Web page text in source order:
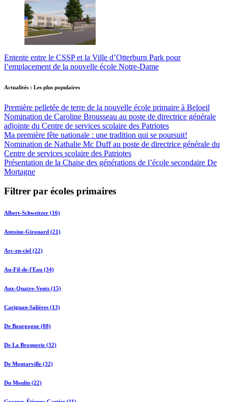
Entente entre le CSSP et la Ville d’Otterburn Park pour
l’emplacement de la nouvelle école Notre-Dame
Actualités : Les plus populaires
Première pelletée de terre de la nouvelle école primaire à Beloeil
Nomination de Caroline Brousseau au poste de directrice générale
adjointe du Centre de services scolaire des Patriotes
Ma première fête nationale : une tradition qui se poursuit!
Nomination de Nathalie Mc Duff au poste de directrice générale du
Centre de services scolaire des Patriotes
Présentation de la Chaise des générations de l’école secondaire De
Mortagne
Filtrer par écoles primaires
Albert-Schweitzer (16)
Antoine-Girouard (21)
Arc-en-ciel (22)
Au-Fil-de-l'Eau (34)
Aux-Quatre-Vents (15)
Carignan-Salières (13)
De Bourgogne (88)
De La Broquerie (32)
De Montarville (32)
Du Moulin (22)